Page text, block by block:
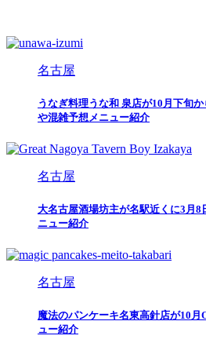
名古屋
うなぎ料理うな和 泉店が10月下旬
や混雑予想メニュー紹介
名古屋
大名古屋酒場坊主が名駅近くに3月8
ニュー紹介
名古屋
魔法のパンケーキ名東高針店が10
ュー紹介